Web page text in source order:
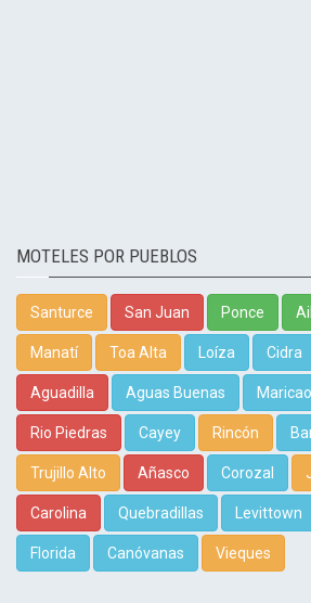
MOTELES POR PUEBLOS
Santurce San Juan Ponce
Manatí Toa Alta Loíza Cidra
Aguadilla Aguas Buenas Maricao
Rio Piedras Cayey Rincón
Trujillo Alto Añasco Corozal
Carolina Quebradillas Levittown
Florida Canóvanas Vieques